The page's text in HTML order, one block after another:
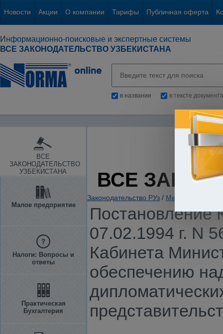
Новости Акции О компании Тарифы Публичная оферта
Информационно-поисковые и экспертные системы
ВСЕ ЗАКОНОДАТЕЛЬСТВО УЗБЕКИСТАНА
в названии в тексте документа
ВСЕ
ЗАКОНОДАТЕЛЬСТВО
УЗБЕКИСТАНА
Малое предприятие
Налоги: Вопросы и
ответы
Практическая
Бухгалтерия
ВСЕ
Законодательство РУз / Международные
Постановление
07.02.1994 г. N
Кабинета
обеспечению